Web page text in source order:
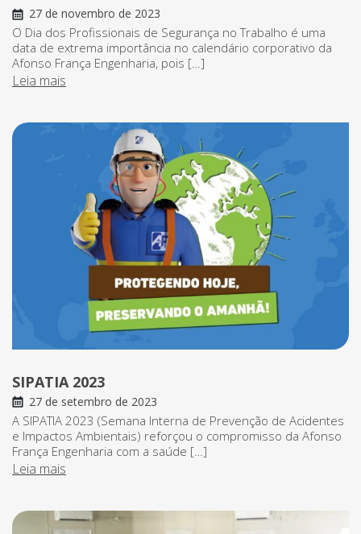
27 de novembro de 2023
O Dia dos Profissionais de Segurança no Trabalho é uma
data de extrema importância no calendário corporativo da
Afonso França Engenharia, pois […]
Leia mais
SIPATIA 2023
27 de setembro de 2023
A SIPATIA 2023 (Semana Interna de Prevenção de Acidentes
e Impactos Ambientais) reforçou o compromisso da Afonso
França Engenharia com a saúde […]
Leia mais